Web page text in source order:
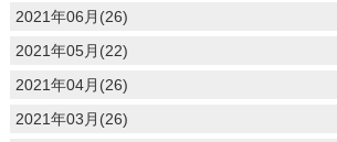
2021年06月(26)
2021年05月(22)
2021年04月(26)
2021年03月(26)